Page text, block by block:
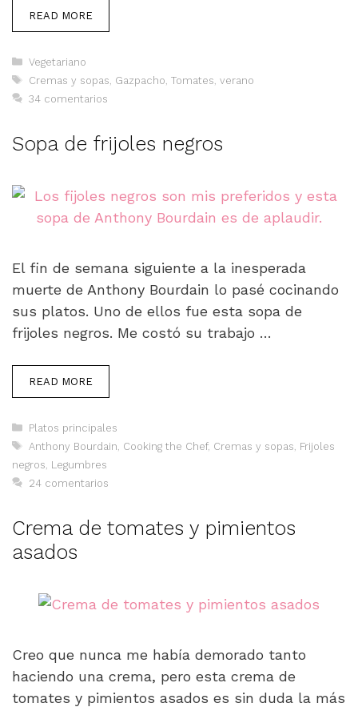
READ MORE
Categorías
Vegetariano
Etiquetas
Cremas y sopas Gazpacho Tomates verano
34 comentarios
Sopa de frijoles negros
El fin de semana siguiente a la inesperada
muerte de Anthony Bourdain lo pasé cocinando
sus platos. Uno de ellos fue esta sopa de
frijoles negros. Me costó su trabajo …
READ MORE
Categorías
Platos principales
Etiquetas
Anthony Bourdain Cooking the Chef, Cremas y sopas Frijoles
negros Legumbres
24 comentarios
Crema de tomates y pimientos
asados
Creo que nunca me había demorado tanto
haciendo una crema, pero esta crema de
tomates y pimientos asados es sin duda la más